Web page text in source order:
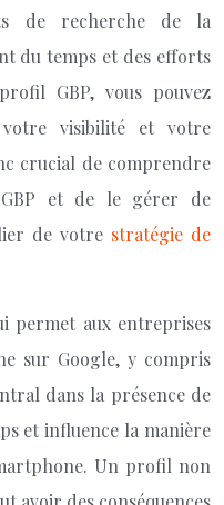
de recherche de la
du temps et des efforts
GBP, vous pouvez
votre visibilité et votre
crucial de comprendre
et de le gérer de
de votre stratégie de
permet aux entreprises
sur Google, y compris
dans la présence de
et influence la manière
Un profil non